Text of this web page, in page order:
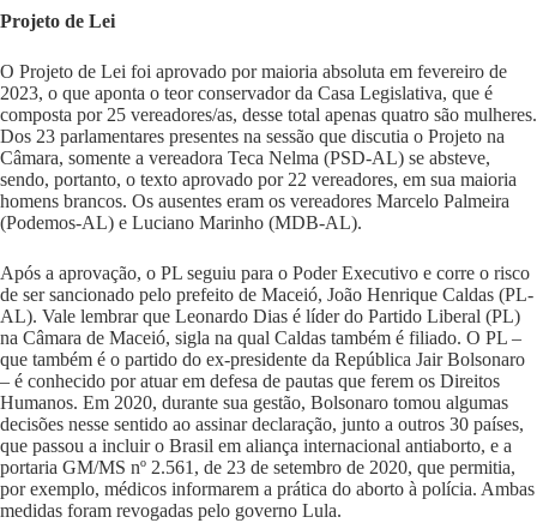
Projeto de Lei
O Projeto de Lei foi aprovado por maioria absoluta em fevereiro de
2023, o que aponta o teor conservador da Casa Legislativa, que é
composta por 25 vereadores/as, desse total apenas quatro são mulheres.
Dos 23 parlamentares presentes na sessão que discutia o Projeto na
Câmara, somente a vereadora Teca Nelma (PSD-AL) se absteve,
sendo, portanto, o texto aprovado por 22 vereadores, em sua maioria
homens brancos. Os ausentes eram os vereadores Marcelo Palmeira
(Podemos-AL) e Luciano Marinho (MDB-AL).
Após a aprovação, o PL seguiu para o Poder Executivo e corre o risco
de ser sancionado pelo prefeito de Maceió, João Henrique Caldas (PL-
AL). Vale lembrar que Leonardo Dias é líder do Partido Liberal (PL)
na Câmara de Maceió, sigla na qual Caldas também é filiado. O PL –
que também é o partido do ex-presidente da República Jair Bolsonaro
– é conhecido por atuar em defesa de pautas que ferem os Direitos
Humanos. Em 2020, durante sua gestão, Bolsonaro tomou algumas
decisões nesse sentido ao assinar declaração, junto a outros 30 países,
que passou a incluir o Brasil em aliança internacional antiaborto, e a
portaria GM/MS nº 2.561, de 23 de setembro de 2020, que permitia,
por exemplo, médicos informarem a prática do aborto à polícia. Ambas
medidas foram revogadas pelo governo Lula.